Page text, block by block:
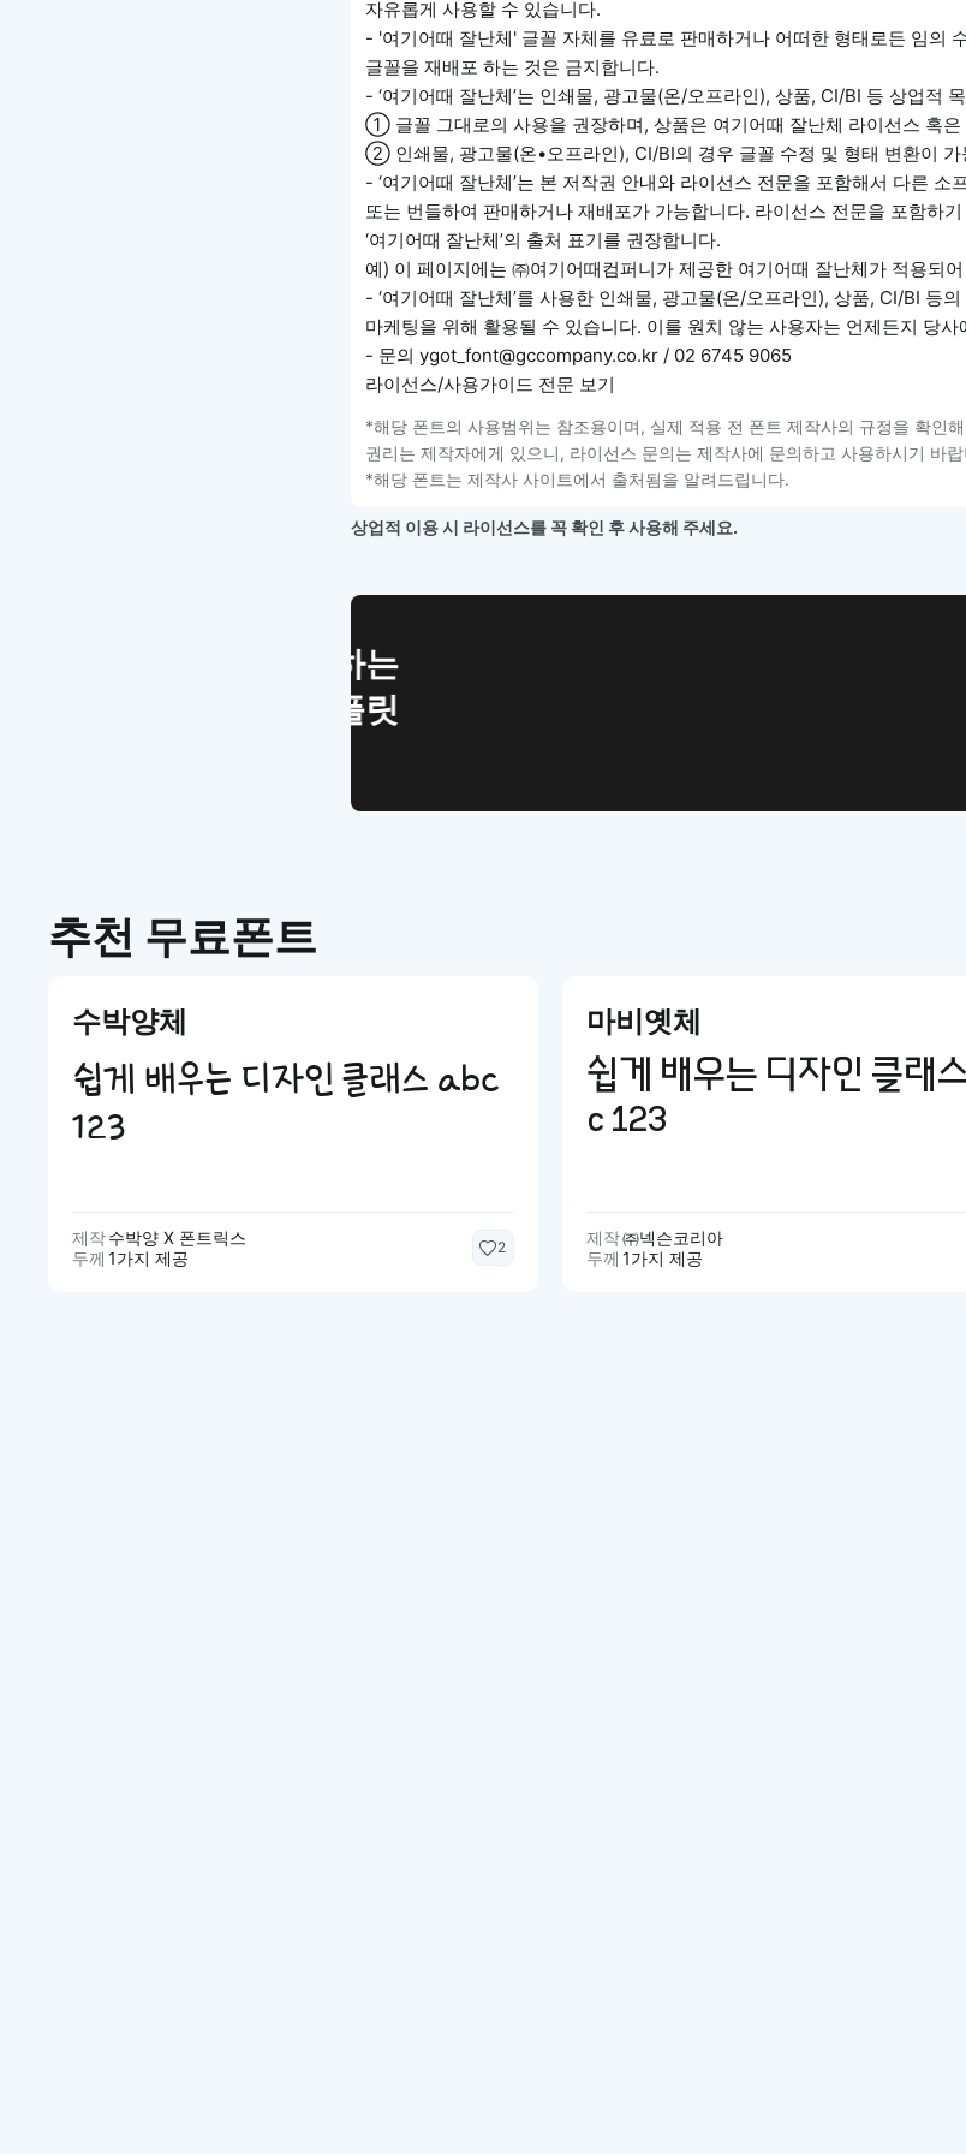
자유롭게 사용할 수 있습니다.
- '여기어때 잘난체' 글꼴 자체를 유료로 판매하거나 어떠한 형태로든 임의
글꼴을 재배포 하는 것은 금지합니다.
- ‘여기어때 잘난체’는 인쇄물, 광고물(온/오프라인), 상품, CI/BI 등 상업적
① 글꼴 그대로의 사용을 권장하며, 상품은 여기어때 잘난체 라이선스 혹은
② 인쇄물, 광고물(온•오프라인), CI/BI의 경우 글꼴 수정 및 형태 변환이 가
- ‘여기어때 잘난체’는 본 저작권 안내와 라이선스 전문을 포함해서 다른 소
또는 번들하여 판매하거나 재배포가 가능합니다. 라이선스 전문을 포함하
‘여기어때 잘난체’의 출처 표기를 권장합니다.
예) 이 페이지에는 ㈜여기어때컴퍼니가 제공한 여기어때 잘난체가 적용되
- ‘여기어때 잘난체’를 사용한 인쇄물, 광고물(온/오프라인), 상품, CI/BI 등
마케팅을 위해 활용될 수 있습니다. 이를 원치 않는 사용자는 언제든지 당
- 문의 ygot_font@gccompany.co.kr / 02 6745 9065
라이선스/사용가이드 전문 보기
*해당 폰트의 사용범위는 참조용이며, 실제 적용 전 폰트 제작사의 규정을 확인
권리는 제작자에게 있으니, 라이선스 문의는 제작사에 문의하고 사용하시기 바
*해당 폰트는 제작사 사이트에서 출처됨을 알려드립니다.
상업적 이용 시 라이선스를 꼭 확인 후 사용해 주세요.
손쉽게 시작하는 웹 UI
디자인 치트키
추천 무료폰트
수박양체
쉽게 배우는 디자인 클래스 abc
123
제작수박양 X 폰트릭스
두께 1가지 제공
2
마비옛체
쉽게 배우는 디자인 클래
c 123
제작㈜넥슨코리아
두께 1가지 제공